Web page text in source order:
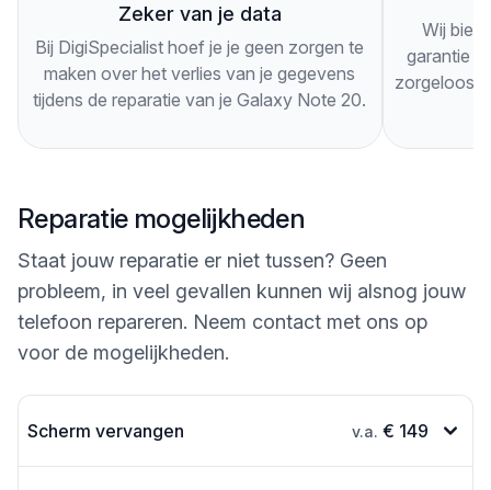
Onze technici werken snel en efficiënt, zodat je zo
snel mogelijk weer gebruik kunt maken van je
Galaxy Note 20. Als je nog vragen hebt of langs
wilt komen, kun je ons altijd bellen of een bericht
sturen via onze website. Wij staan klaar om je te
Zeker van je data
Bij DigiSpecialist hoef je je geen zorgen te
maken over het verlies van je gegevens
tijdens de reparatie van je Galaxy Note 20.
Wij
garantie
zorgeloos
Reparatie mogelijkheden
Staat jouw reparatie er niet tussen? Geen
probleem, in veel gevallen kunnen wij alsnog jouw
telefoon repareren. Neem contact met ons op
voor de mogelijkheden.
Scherm vervangen v.a. € 149